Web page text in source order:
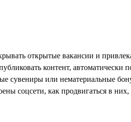
открытые вакансии и
контент, автоматически
сувениры или нематериальные
соцсети, как продвигаться в них,